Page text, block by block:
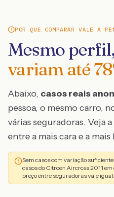
POR QUE COMPARAR VALE A
Mesmo perfil,
variam até78
Abaixo, casos reais
pessoa, o mesmo carro,
várias seguradoras. Veja
entre a mais cara e a mais
Sem casos com variação
casos do Citroen Aircross 2011
preço entre seguradoras vale igual.